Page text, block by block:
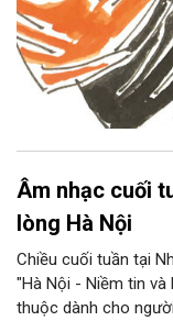
Âm nhạc cuối
lòng Hà Nội
Chiều cuối tuần tại
"Hà Nội - Niềm tin
thuộc dành cho